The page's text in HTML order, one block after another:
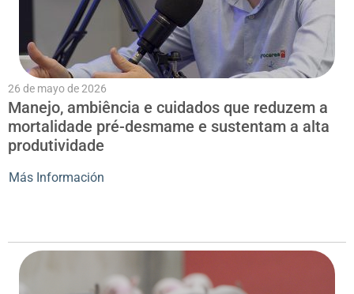
26 de mayo de 2026
Manejo, ambiência e cuidados que reduzem a
mortalidade pré-desmame e sustentam a alta
produtividade
Más Información